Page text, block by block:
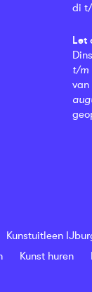
di t/
Let
t/m
van
Kunstuitleen
Kunst huren